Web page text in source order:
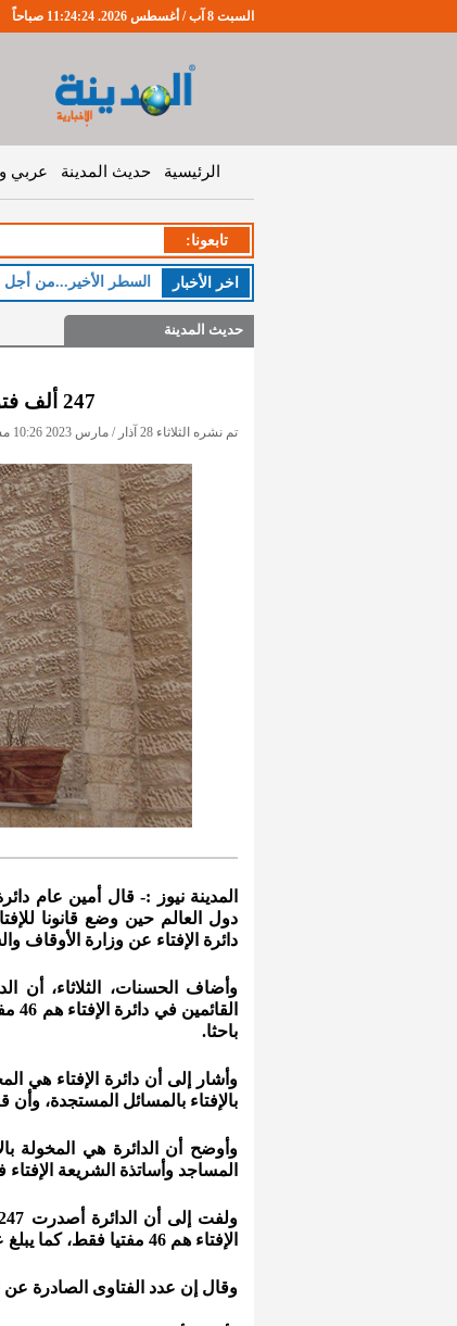
السبت 8 آب / أغسطس 2026. 11:24:25 صباحاً
الرئيسية حديث المدينة عربي
تابعونا:
اخر اﻷخبار
حديث المدينة
247 ألف فتوى صدرت عن دائرة الإفتاء عام 2022
تم نشره الثلاثاء 28 آذار / مارس 2023 10:26 مساءً
المدينة نيوز :- قال أمين عام
دائرة الإفتاء عن وزارة الأوقاف
باحثا.
وأشار إلى أن دائرة الإفتاء هي
بالإفتاء بالمسائل المستجدة، وأن
وأوضح أن الدائرة هي المخولة
المساجد وأساتذة الشريعة
الإفتاء هم 46 مفتيا فقط، كما يبلغ عدد الباحثين الذين يقومون بمعاونة المفتيين 35 باحثا.
وقال إن عدد الفتاوى الصادرة